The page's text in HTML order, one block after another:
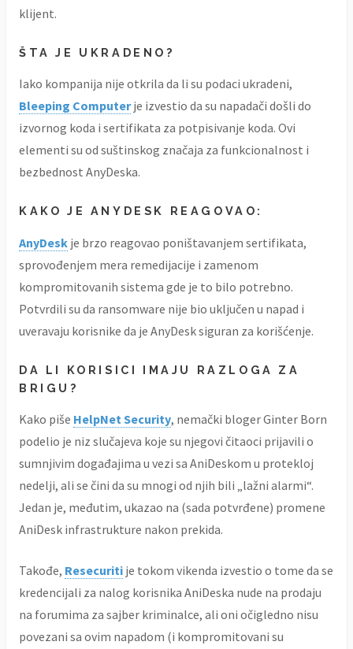
klijent.
ŠTA JE UKRADENO?
Iako kompanija nije otkrila da li su podaci ukradeni,
Bleeping Computerje izvestio da su napadači došli do
izvornog koda i sertifikata za potpisivanje koda. Ovi
elementi su od suštinskog značaja za funkcionalnost i
bezbednost AnyDeska.
KAKO JE ANYDESK REAGOVAO:
AnyDesk je brzo reagovao poništavanjem sertifikata,
sprovođenjem mera remedijacije i zamenom
kompromitovanih sistema gde je to bilo potrebno.
Potvrdili su da ransomware nije bio uključen u napad i
uveravaju korisnike da je AnyDesk siguran za korišćenje.
DA LI KORISICI IMAJU RAZLOGA ZA
BRIGU?
Kako piše HelpNet Security, nemački bloger Ginter Born
podelio je niz slučajeva koje su njegovi čitaoci prijavili o
sumnjivim događajima u vezi sa AniDeskom u protekloj
nedelji, ali se čini da su mnogi od njih bili „lažni alarmi“.
Jedan je, međutim, ukazao na (sada potvrđene) promene
AniDesk infrastrukture nakon prekida.
Takođe, Resecuriti je tokom vikenda izvestio o tome da se
kredencijali za nalog korisnika AniDeska nude na prodaju
na forumima za sajber kriminalce, ali oni očigledno nisu
povezani sa ovim napadom (i kompromitovani su